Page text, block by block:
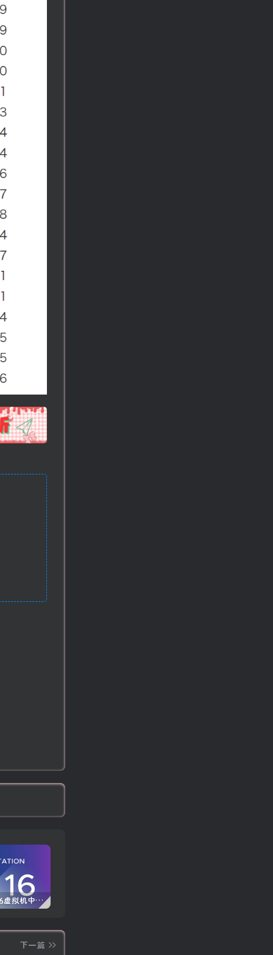
!也想出现在这里？
VMware16虚拟机中文版 (附永久许可证激活密钥)
下一篇